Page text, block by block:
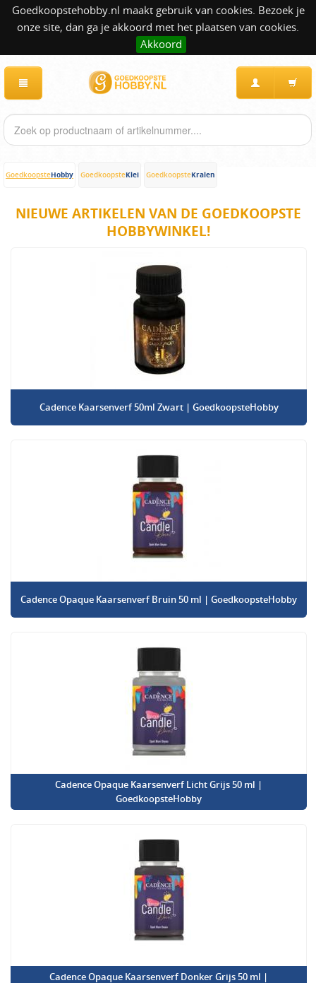
Goedkoopstehobby.nl maakt gebruik van cookies. Bezoek je
onze site, dan ga je akkoord met het plaatsen van cookies.
Akkoord
GoedkoopsteHobby GoedkoopsteKlei GoedkoopsteKralen
NIEUWE ARTIKELEN VAN DE GOEDKOOPSTE
HOBBYWINKEL!
Cadence Kaarsenverf 50ml Zwart | GoedkoopsteHobby
Cadence Opaque Kaarsenverf Bruin 50 ml | GoedkoopsteHobby
Cadence Opaque Kaarsenverf Licht Grijs 50 ml |
GoedkoopsteHobby
Cadence Opaque Kaarsenverf Donker Grijs 50 ml |